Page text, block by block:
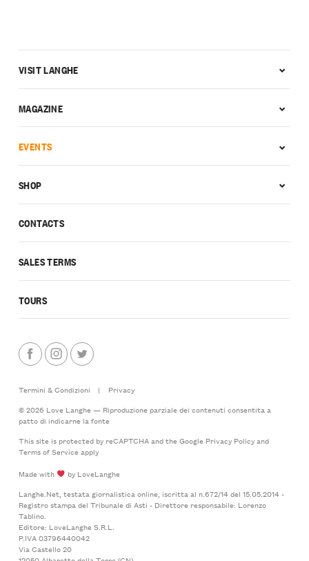
CONTACTS
SALES TERMS
TOURS
VISIT LANGHE
MAGAZINE
EVENTS
SHOP
Termini & Condizioni |
Privacy
© 2026 Love Langhe — Riproduzione parziale dei contenuti consentita a
patto di indicarne la fonte
This site is protected by reCAPTCHA and the Google Privacy Policyand
Terms of Serviceapply
Made with
by LoveLanghe
Langhe.Net, testata giornalistica online, iscritta al n.672/14 del 15.05.2014 -
Registro stampa del Tribunale di Asti - Direttore responsabile: Lorenzo
Tablino.
Editore: LoveLanghe S.R.L.
P.IVA 03796440042
Via Castello 20